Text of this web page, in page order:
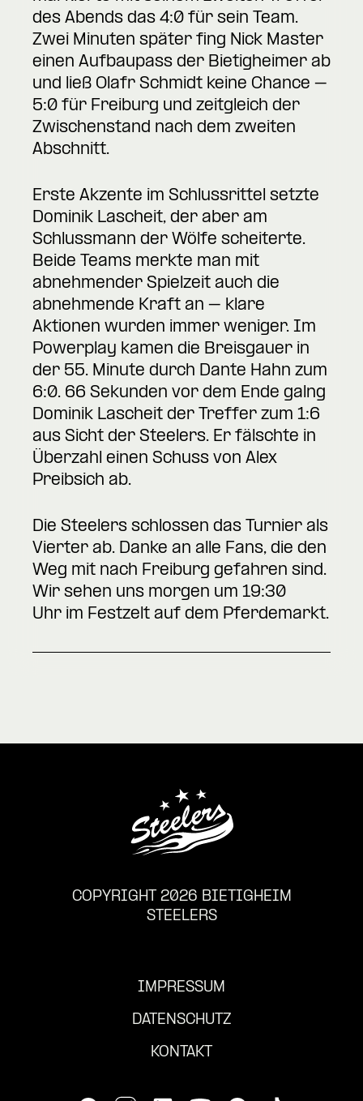
des Abends das 4:0 für sein Team.
Zwei Minuten später fing Nick Master
einen Aufbaupass der Bietigheimer ab
und ließ Olafr Schmidt keine Chance –
5:0 für Freiburg und zeitgleich der
Zwischenstand nach dem zweiten
Abschnitt.
Erste Akzente im Schlussrittel setzte
Dominik Lascheit, der aber am
Schlussmann der Wölfe scheiterte.
Beide Teams merkte man mit
abnehmender Spielzeit auch die
abnehmende Kraft an – klare
Aktionen wurden immer weniger. Im
Powerplay kamen die Breisgauer in
der 55. Minute durch Dante Hahn zum
6:0. 66 Sekunden vor dem Ende galng
Dominik Lascheit der Treffer zum 1:6
aus Sicht der Steelers. Er fälschte in
Überzahl einen Schuss von Alex
Preibsich ab.
Die Steelers schlossen das Turnier als
Vierter ab. Danke an alle Fans, die den
Weg mit nach Freiburg gefahren sind.
Wir sehen uns morgen um 19:30
Uhr im Festzelt auf dem Pferdemarkt.
COPYRIGHT 2026 BIETIGHEIM
STEELERS
IMPRESSUM
DATENSCHUTZ
KONTAKT